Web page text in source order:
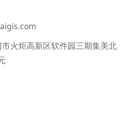
火炬高新区软件园三期集美北